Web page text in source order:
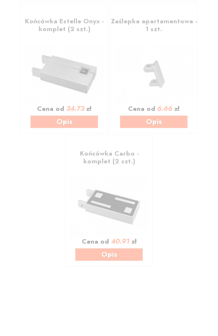
Końcówka Estelle Onyx -
komplet (2 szt.)
Cena od 34.73zł
Opis
Zaślepka apartamentowa -
1 szt.
Cena od 6.66 zł
Opis
Końcówka Carbo -
komplet (2 szt.)
Cena od 40.91zł
Opis